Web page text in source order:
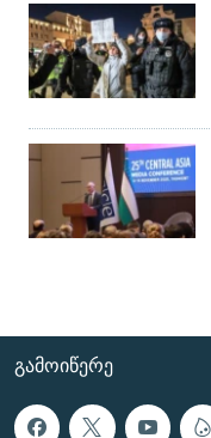
ᲒᲐᲛᲝᲘᲬᲔᲠᲔ